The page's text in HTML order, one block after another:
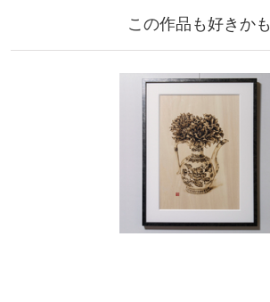
この作品も好きかも